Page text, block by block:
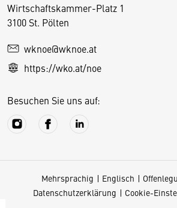
Wirtschaftskammer-Platz 1
3100 St. Pölten
wknoe@wknoe.at
https://wko.at/noe
Besuchen Sie uns auf:
Mehrsprachig Englisch
Datenschutzerklärung
Cookie-
D
e
s
S
e